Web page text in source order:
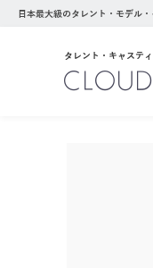
日本最大級のタレント・モデル
タレント・キャステ